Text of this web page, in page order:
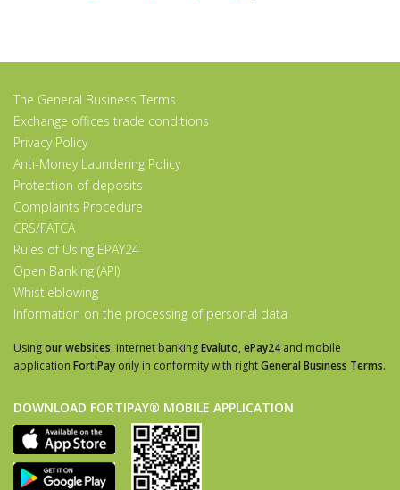
The General Business Terms
Exchange offices trade conditions
Privacy Policy
Anti-Money Laundering Policy
Protection of deposits
Complaints Procedure
CRS/FATCA
Rules of Using EPAY24
Open Banking (API)
Whistleblowing
Information on the processing of personal data
Usingour websites, internet bankingEvaluto, ePay24 and mobile
application FortiPay only in conformity with rightGeneral Business Terms.
DOWNLOAD FORTIPAY® MOBILE APPLICATION